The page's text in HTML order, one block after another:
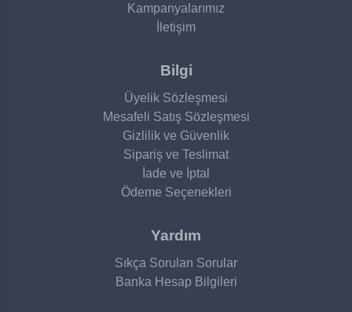
Kampanyalarımız
İletişim
Bilgi
Üyelik Sözleşmesi
Mesafeli Satış Sözleşmesi
Gizlilik ve Güvenlik
Sipariş ve Teslimat
İade ve İptal
Ödeme Seçenekleri
Yardım
Sıkça Sorulan Sorular
Banka Hesap Bilgileri